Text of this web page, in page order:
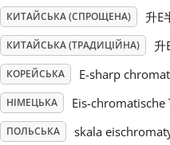
Українська
简体中文
繁體中文
КИТАЙСЬКА (СПРОЩЕНА) 升E
КИТАЙСЬКА (ТРАДИЦІЙНА) 升
КОРЕЙСЬКА E-sharp
НІМЕЦЬКА Eis-chromatische
ПОЛЬСЬКА skala